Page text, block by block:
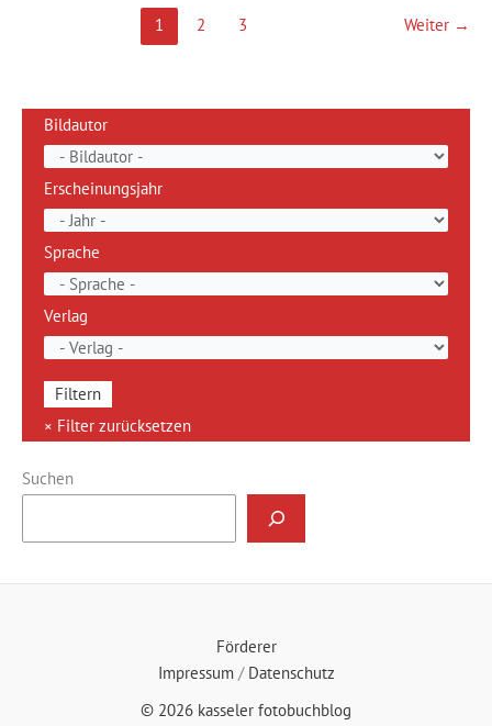
1 2 3 Weiter →
Bildautor
Erscheinungsjahr
Sprache
Verlag
Suchen
Förderer
Impressum/ Datenschutz
© 2026 kasseler fotobuchblog